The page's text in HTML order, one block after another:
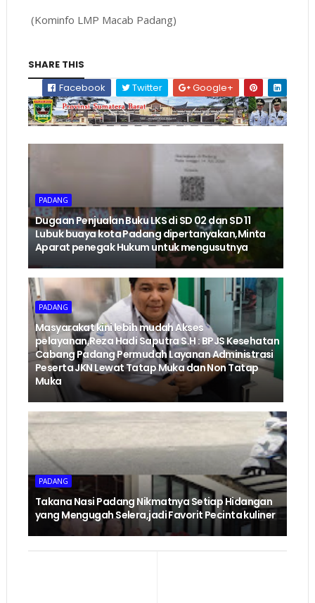
(Kominfo LMP Macab Padang)
SHARE THIS
Facebook
Twitter Google+
PADANG
Dugaan Penjualan Buku LKS di SD 02 dan SD 11
Lubuk buaya kota Padang dipertanyakan,Minta
Aparat penegak Hukum untuk mengusutnya
PADANG
Masyarakat kini lebih mudah Akses
pelayanan,Reza Hadi Saputra S.H : BPJS Kesehatan
Cabang Padang Permudah Layanan Administrasi
Peserta JKN Lewat Tatap Muka dan Non Tatap
Muka
PADANG
Takana Nasi Padang Nikmatnya Setiap Hidangan
yang Mengugah Selera,jadi Favorit Pecinta kuliner